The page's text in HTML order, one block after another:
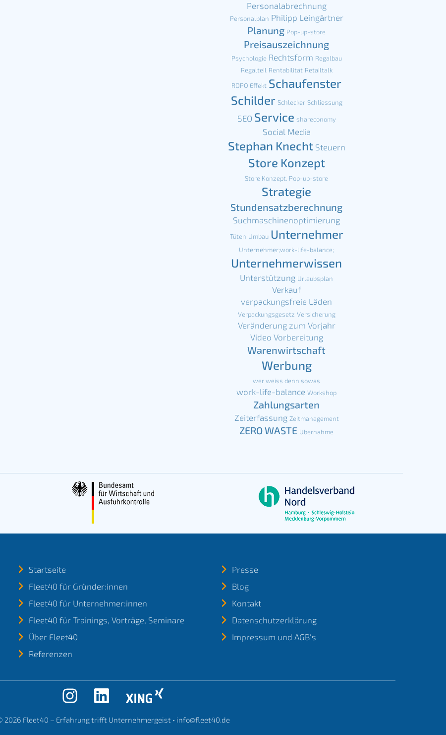
Personalabrechnung
Personalplan Philipp Leingärtner
Planung Pop-up-store
Preisauszeichnung
Psychologie Rechtsform Regalbau
Regalteil Rentabilität Retailtalk
ROPO Effekt Schaufenster
Schilder Schlecker Schliessung
SEO Service shareconomy
Social Media
Stephan Knecht Steuern
Store Konzept
Store Konzept. Pop-up-store
Strategie
Stundensatzberechnung
Suchmaschinenoptimierung
Tüten Umbau Unternehmer
Unternehmer;work-life-balance;
Unternehmerwissen
Unterstützung Urlaubsplan
Verkauf
verpackungsfreie Läden
Verpackungsgesetz Versicherung
Veränderung zum Vorjahr
Video Vorbereitung
Warenwirtschaft
Werbung
wer weiss denn sowas
work-life-balance Workshop
Zahlungsarten
Zeiterfassung Zeitmanagement
ZERO WASTE Übernahme
Startseite
Fleet40 für Gründer:innen
Fleet40 für Unternehmer:innen
Fleet40 für Trainings, Vorträge, Seminare
Über Fleet40
Referenzen
Presse
Blog
Kontakt
Datenschutzerklärung
Impressum und AGB's
2026 Fleet40 – Erfahrung trifft Unternehmergeist • info@fleet40.de